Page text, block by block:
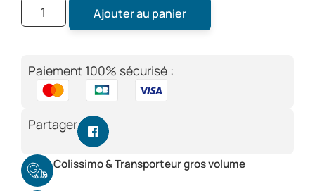
Ajouter au panier
Paiement 100% sécurisé :
Partager
Colissimo & Transporteur gros volume